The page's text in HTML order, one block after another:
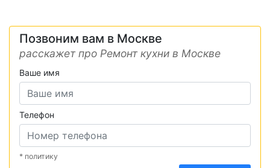
Позвоним вам в Москве
расскажет про Ремонт кухни в Москве
Ваше имя
Телефон
* политику